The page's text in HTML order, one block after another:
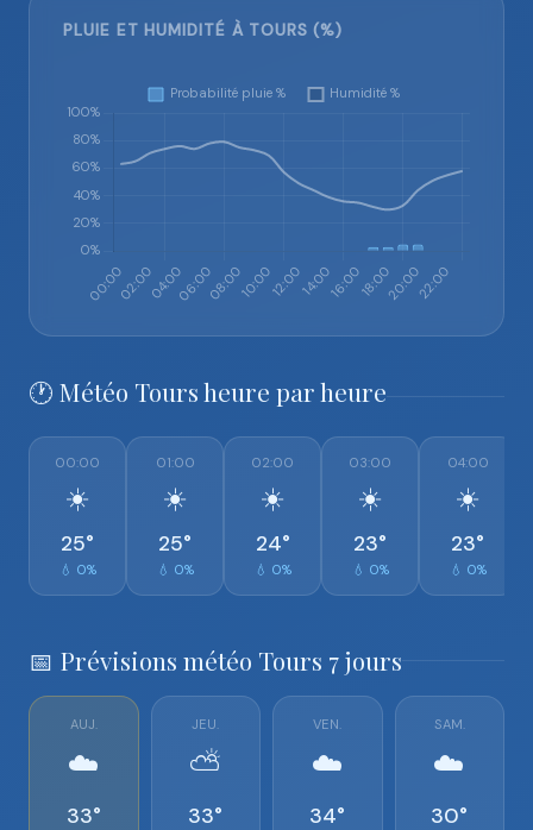
PLUIE ET HUMIDITÉ À TOURS (%)
🕐 Météo Tours heure par heure
00:00
☀️
25°
💧 0%
01:00
☀️
25°
💧 0%
02:00
☀️
24°
💧 0%
03:00
☀️
23°
💧 0%
04:00
☀️
23°
💧 0%
📅 Prévisions météo Tours 7 jours
AUJ.
☁️
33°
JEU.
⛅
33°
VEN.
☁️
34°
SAM.
☁️
30°